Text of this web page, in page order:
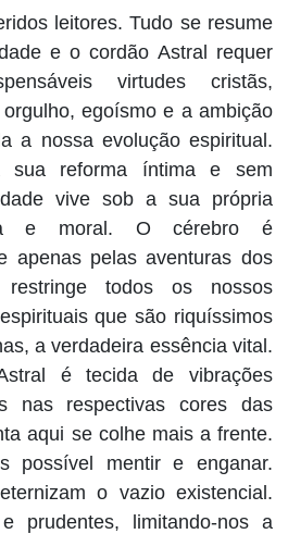
leitores. Tudo se resume
e o cordão Astral requer
virtudes cristãs,
egoísmo e a ambição
a nossa evolução espiritual.
sua reforma íntima e sem
vive sob a sua própria
e moral. O cérebro é
apenas pelas aventuras dos
todos os nossos
que são riquíssimos
a verdadeira essência vital.
é tecida de vibrações
nas respectivas cores das
aqui se colhe mais a frente.
possível mentir e enganar.
o vazio existencial.
prudentes, limitando-nos a